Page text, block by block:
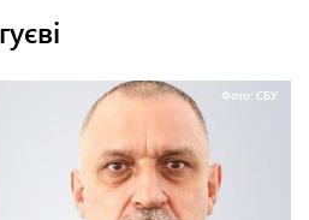
Фото: СБУ.